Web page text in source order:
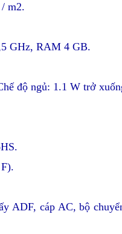
m2.
GHz, RAM 4 GB.
độ ngủ: 1.1 W trở
ADF, cáp AC, bộ